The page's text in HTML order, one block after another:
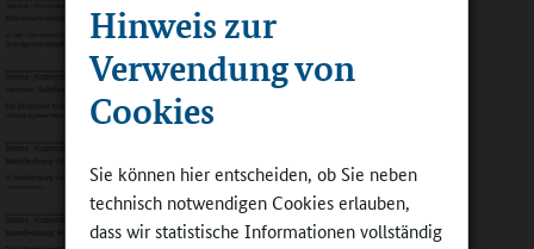
Hinweis zur
Verwendung von
Cookies
Sie können hier entscheiden, ob Sie neben
technisch notwendigen Cookies erlauben,
dass wir statistische Informationen vollständig